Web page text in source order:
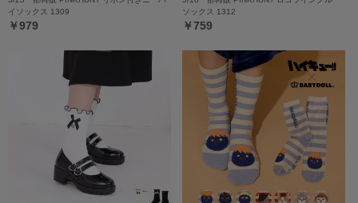
イソックス 1309
￥979
ソックス 1312
￥759